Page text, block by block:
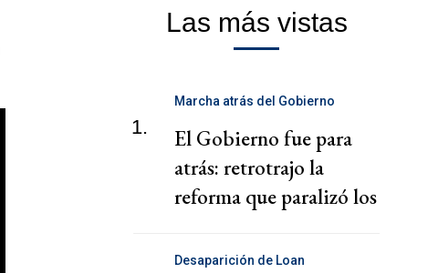
Las más vistas
1.
Marcha atrás del Gobierno
El Gobierno fue para
atrás: retrotrajo la
reforma que paralizó los
Desaparición de Loan